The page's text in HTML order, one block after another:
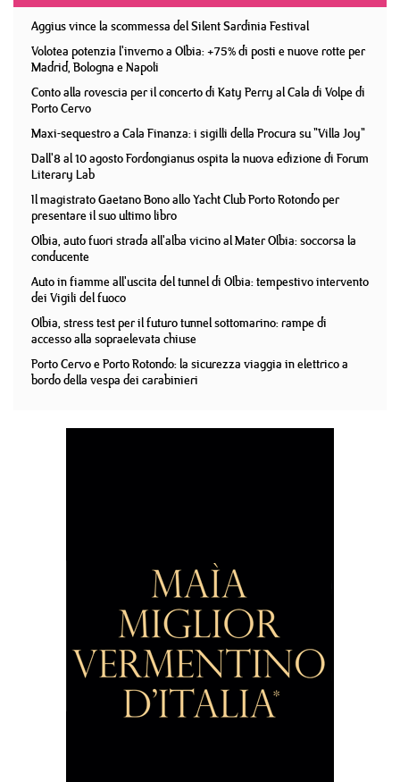
Aggius vince la scommessa del Silent Sardinia Festival
Volotea potenzia l'inverno a Olbia: +75% di posti e nuove rotte per
Madrid, Bologna e Napoli
Conto alla rovescia per il concerto di Katy Perry al Cala di Volpe di
Porto Cervo
Maxi-sequestro a Cala Finanza: i sigilli della Procura su "Villa Joy"
Dall'8 al 10 agosto Fordongianus ospita la nuova edizione di Forum
Literary Lab
Il magistrato Gaetano Bono allo Yacht Club Porto Rotondo per
presentare il suo ultimo libro
Olbia, auto fuori strada all'alba vicino al Mater Olbia: soccorsa la
conducente
Auto in fiamme all'uscita del tunnel di Olbia: tempestivo intervento
dei Vigili del fuoco
Olbia, stress test per il futuro tunnel sottomarino: rampe di
accesso alla sopraelevata chiuse
Porto Cervo e Porto Rotondo: la sicurezza viaggia in elettrico a
bordo della vespa dei carabinieri